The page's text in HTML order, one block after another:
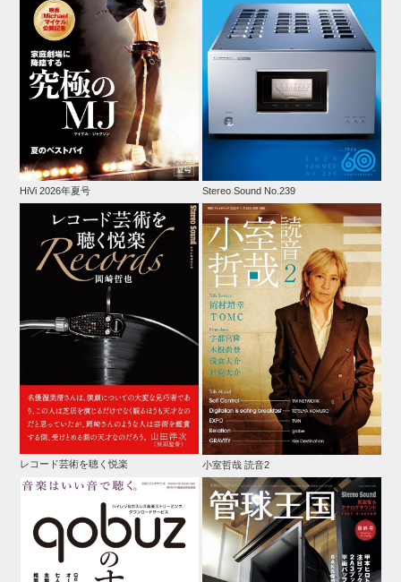
HiVi 2026年夏号 Stereo Sound No.239
レコード芸術を聴く悦楽 小室哲哉 読音2